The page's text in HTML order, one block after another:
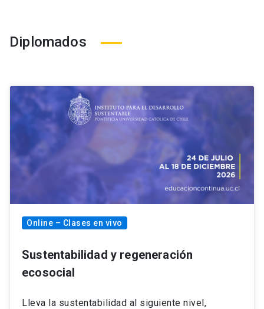
Diplomados
Online – Clases en vivo
Sustentabilidad y regeneración
ecosocial
Lleva la sustentabilidad al siguiente nivel,